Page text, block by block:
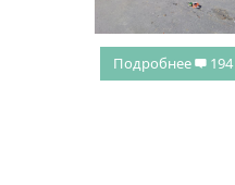
Подробнее 194